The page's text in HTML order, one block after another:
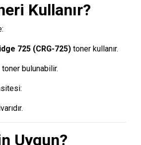
Kullanır?
725 (CRG-725) toner kullanır.
bulunabilir.
Uygun?